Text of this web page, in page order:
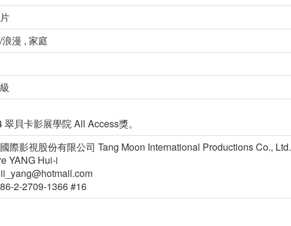
漫 , 家庭
翠貝卡影展學院 All Access獎。
際影視股份有限公司 Tang Moon International Productions Co., Ltd.
YANG Hui-i
2-2709-1366 #16